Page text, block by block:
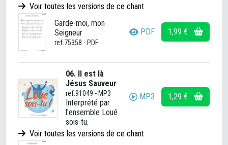
Voir toutes les versions de ce chant
Garde-moi, mon
Seigneur
ref.75358 - PDF
PDF 1,99 €
06. Il est là
Jésus Sauveur
ref.91049 - MP3
Interprété par
l'ensemble Loué
sois-tu.
MP3 1,29 €
Voir toutes les versions de ce chant